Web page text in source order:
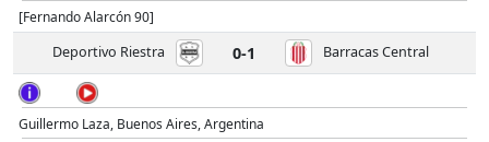
[Fernando Alarcón 90]
Deportivo Riestra
0-1 Barracas Central
Guillermo Laza, Buenos Aires, Argentina